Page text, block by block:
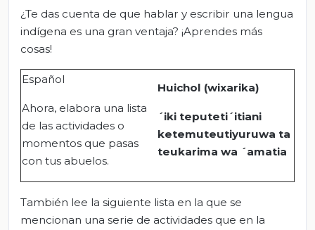
¿Te das cuenta de que hablar y escribir una lengua
indígena es una gran ventaja? ¡Aprendes más
cosas!
Español
Ahora, elabora una lista
de las actividades o
momentos que pasas
con tus abuelos.
Huichol (wixarika)
´iki teputeti´itiani
ketemuteutiyuruwa ta
teukarima wa ´amatia
También lee la siguiente lista en la que se
mencionan una serie de actividades que en la